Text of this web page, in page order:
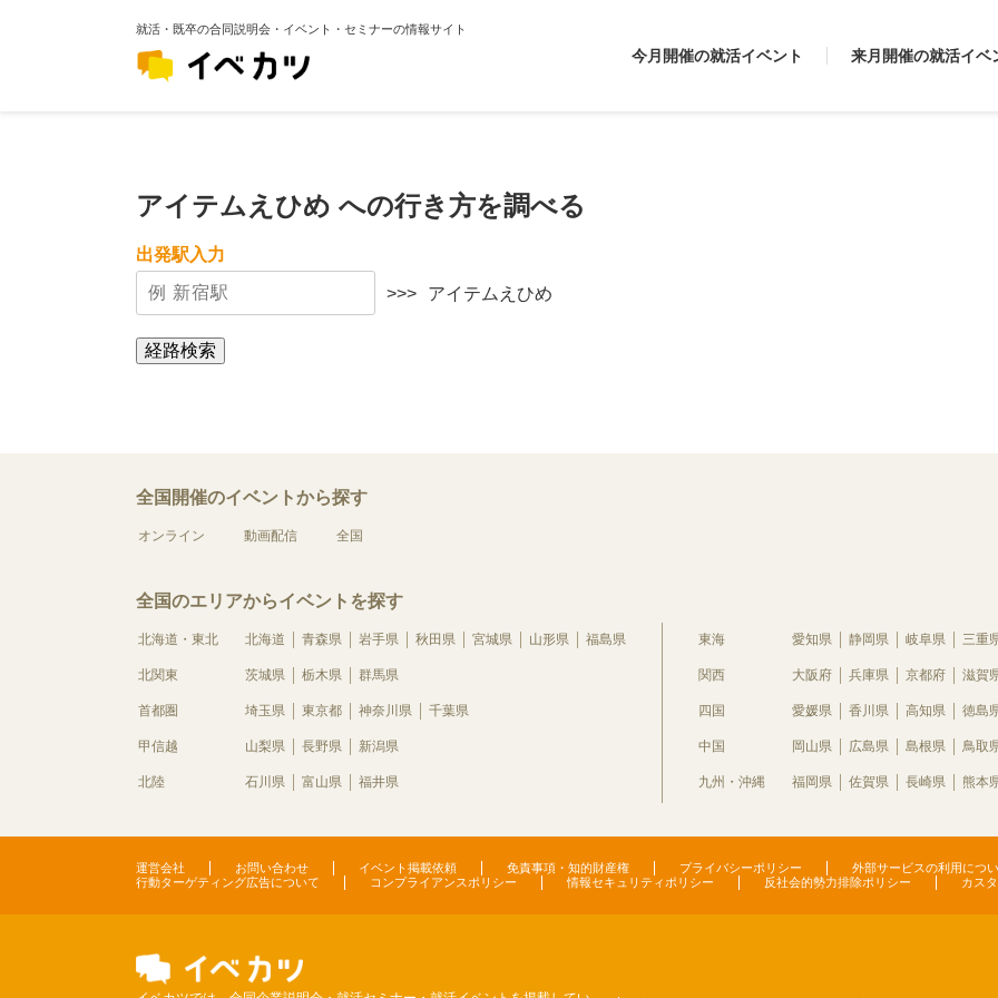
就活・既卒の合同説明会・イベント・セミナーの情報サイト
今月開催の就活イベント 来月開催の就活イベ
アイテムえひめ への行き方を調べる
出発駅入力
>>> アイテムえひめ
経路検索
全国開催のイベントから探す
オンライン 動画配信 全国
全国のエリアからイベントを探す
北海道・東北 北海道 青森県 岩手県 秋田県 宮城県 山形県 福島県
北関東 茨城県 栃木県 群馬県
首都圏 埼玉県 東京都 神奈川県 千葉県
甲信越 山梨県 長野県 新潟県
北陸 石川県 富山県 福井県
東海 愛知県 静岡県 岐阜県 三重
関西 大阪府 兵庫県 京都府 滋賀
四国 愛媛県 香川県 高知県 徳島
中国 岡山県 広島県 島根県 鳥取
九州・沖縄 福岡県 佐賀県 長崎県 熊本
運営会社 お問い合わせ イベント掲載依頼 免責事項・知的財産権 プライバシーポリシー
外部サービスの利用につ
行動ターゲティング広告について
コンプライアンスポリシー 情報セキュリティポリシー 反社会的勢力排除ポリシー カス